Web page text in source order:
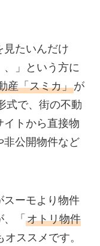
見たいんだけ
、」という方に
産「スミカ」が
式で、街の不動
イトから直接物
非公開物件など
スーモより物件
「 オトリ物件
ススメです。